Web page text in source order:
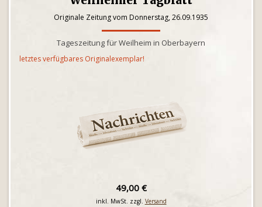
Originale Zeitung vom Donnerstag, 26.09.1935
Tageszeitung für Weilheim in Oberbayern
letztes verfügbares Originalexemplar!
49,00 €
inkl. MwSt. zzgl. Versand